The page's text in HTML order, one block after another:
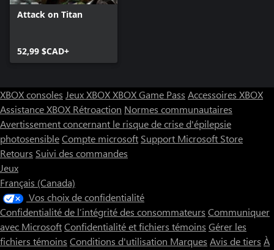
Attack on Titan
52,99 $CAD+
XBOX consoles Jeux XBOXXBOX Game Pass Accessoires XBOX
Assistance XBOX Rétroaction Normes communautaires
Avertissement concernant le risque de crise d'épilepsie
photosensibleCompte microsoft Support Microsoft Store
Retours Suivi des commandes
Jeux
Français (Canada)
Vos choix de confidentialité
Confidentialité de l’intégrité des consommateurs Communiquer
avec MicrosoftConfidentialité et fichiers témoins Gérer les
fichiers témoins Conditions d'utilisation Marques Avis de tiers À